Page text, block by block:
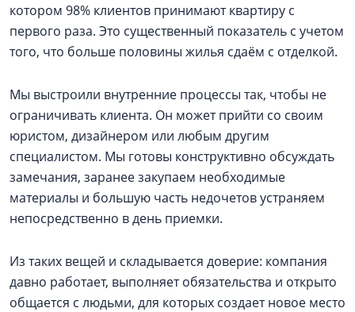
котором 98% клиентов принимают квартиру с
первого раза. Это существенный показатель с учетом
того, что больше половины жилья сдаём с отделкой.
Мы выстроили внутренние процессы так, чтобы не
ограничивать клиента. Он может прийти со своим
юристом, дизайнером или любым другим
специалистом. Мы готовы конструктивно обсуждать
замечания, заранее закупаем необходимые
материалы и большую часть недочетов устраняем
непосредственно в день приемки.
Из таких вещей и складывается доверие: компания
давно работает, выполняет обязательства и открыто
общается с людьми, для которых создает новое место